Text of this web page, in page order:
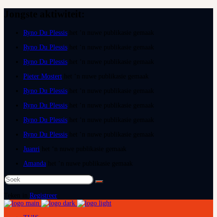
Ryno Du Plessis
Ryno Du Plessis
Ryno Du Plessis
Pieter Mostert
Ryno Du Plessis
Ryno Du Plessis
Ryno Du Plessis
Ryno Du Plessis
Juanri
Amanda
Soek
na:
Registreer